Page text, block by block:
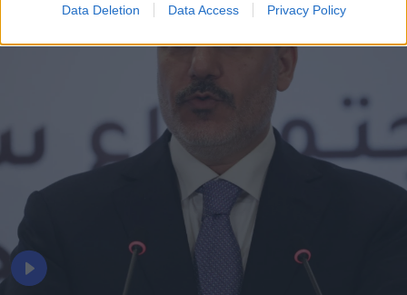
Data Deletion Data Access Privacy Policy